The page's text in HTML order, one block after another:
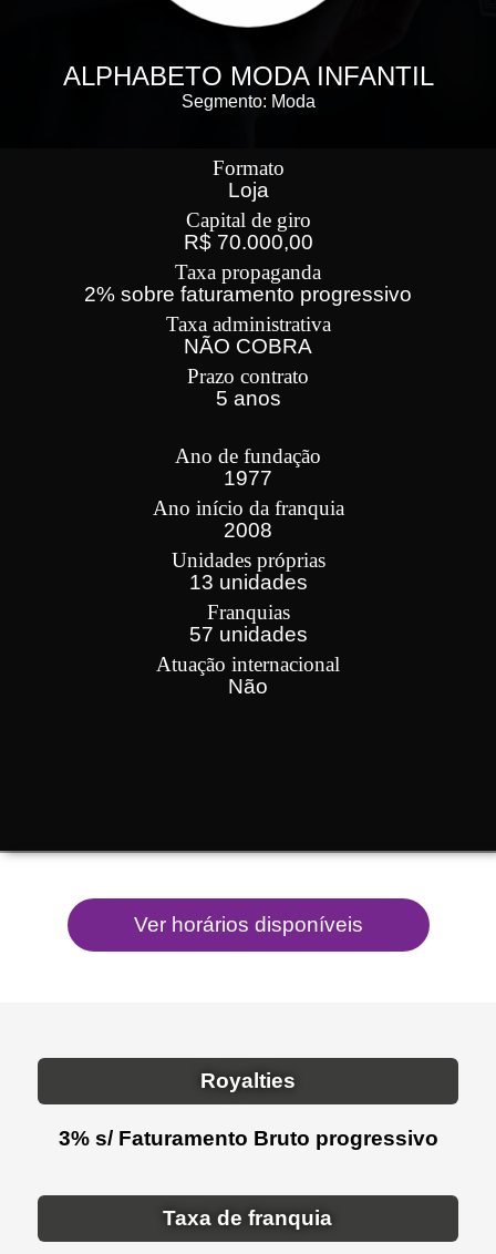
ALPHABETO MODA INFANTIL
Segmento: Moda
Formato
Loja
Capital de giro
R$ 70.000,00
Taxa propaganda
2% sobre faturamento progressivo
Taxa administrativa
NÃO COBRA
Prazo contrato
5 anos
Ano de fundação
1977
Ano início da franquia
2008
Unidades próprias
13 unidades
Franquias
57 unidades
Atuação internacional
Não
Royalties
3% s/ Faturamento Bruto progressivo
Taxa de franquia